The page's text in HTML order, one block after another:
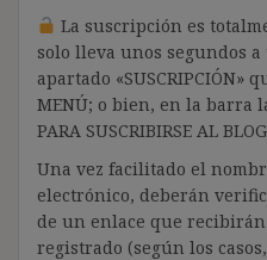
La suscripción es
solo lleva unos segundos
apartado «SUSCRIPCIÓN»
MENÚ; o bien, en la barra
PARA SUSCRIBIRSE AL
Una vez facilitado el
electrónico, deberán
de un enlace que
registrado (según los